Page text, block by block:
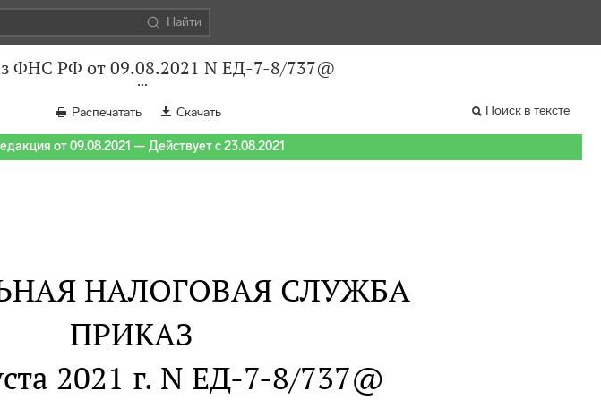
Найти
ФНС РФ от 09.08.2021 N ЕД-7-8/737@
Распечатать Скачать Поиск в тексте
от 09.08.2021 — Действует с 23.08.2021
НАЛОГОВАЯ СЛУЖБА
ПРИКАЗ
2021 г. N ЕД-7-8/737@